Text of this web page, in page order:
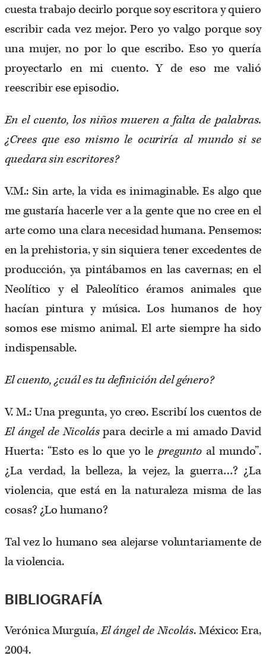
cuesta trabajo decirlo porque soy escritora y quiero
escribir cada vez mejor. Pero yo valgo porque soy
una mujer, no por lo que escribo. Eso yo quería
proyectarlo en mi cuento. Y de eso me valió
reescribir ese episodio.
En el cuento, los niños mueren a falta de palabras.
¿Crees que eso mismo le ocuriría al mundo si se
quedara sin escritores?
V.M.: Sin arte, la vida es inimaginable. Es algo que
me gustaría hacerle ver a la gente que no cree en el
arte como una clara necesidad humana. Pensemos:
en la prehistoria, y sin siquiera tener excedentes de
producción, ya pintábamos en las cavernas; en el
Neolítico y el Paleolítico éramos animales que
hacían pintura y música. Los humanos de hoy
somos ese mismo animal. El arte siempre ha sido
indispensable.
El cuento, ¿cuál es tu definición del género?
V. M.: Una pregunta, yo creo. Escribí los cuentos de
El ángel de Nicoláspara decirle a mi amado David
Huerta: “Esto es lo que yo le preguntoal mundo”.
¿La verdad, la belleza, la vejez, la guerra…? ¿La
violencia, que está en la naturaleza misma de las
cosas? ¿Lo humano?
Tal vez lo humano sea alejarse voluntariamente de
la violencia.
BIBLIOGRAFÍA
Verónica Murguía,El ángel de Nicolás. México: Era,
2004.